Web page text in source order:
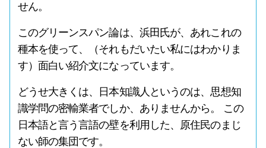
せん。
このグリーンスパン論は、浜田氏が、あれこれの
種本を使って、（それもだいたい私にはわかりま
す）面白い紹介文になっています。
どうせ大きくは、日本知識人というのは、思想知
識学問の密輸業者でしか、ありませんから。 この
日本語と言う言語の壁を利用した、原住民のまじ
ない師の集団です。